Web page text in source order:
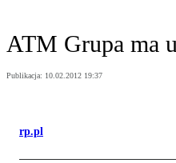
ATM Grupa ma
Publikacja: 10.02.2012 19:37
rp.pl